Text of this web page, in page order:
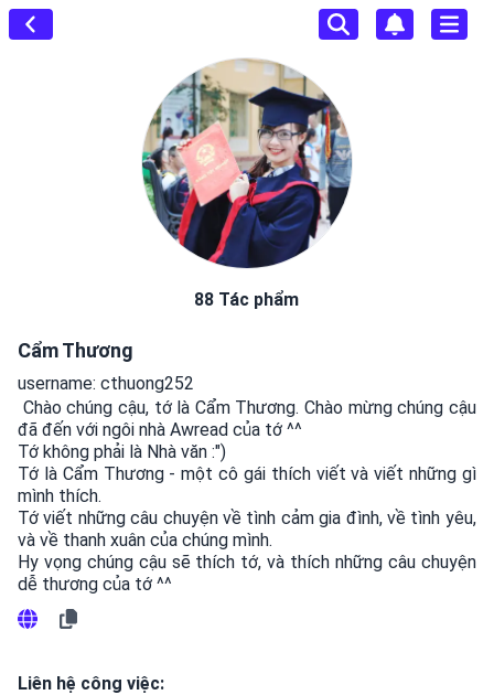
88 Tác phẩm
Cẩm Thương
username: cthuong252
đã đến với ngôi nhà Awread của tớ ^^
Tớ không phải là Nhà văn :")
Tớ là Cẩm Thương - một cô gái thích viết và viết những gì
mình thích.
Tớ viết những câu chuyện về tình cảm gia đình, về tình yêu,
và về thanh xuân của chúng mình.
Hy vọng chúng cậu sẽ thích tớ, và thích những câu chuyện
dễ thương của tớ ^^
Liên hệ công việc: